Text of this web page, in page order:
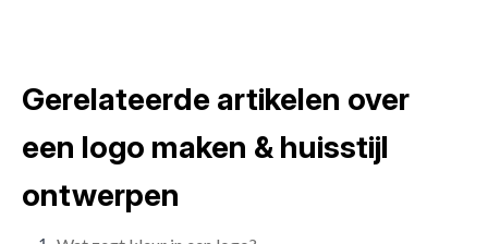
Gerelateerde artikelen over
een logo maken & huisstijl
ontwerpen